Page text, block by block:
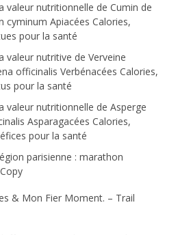
valeur nutritionnelle de Cumin de
cyminum Apiacées Calories,
pour la santé
valeur nutritive de Verveine
officinalis Verbénacées Calories,
pour la santé
valeur nutritionnelle de Asperge
Asparagacées Calories,
pour la santé
parisienne : marathon
& Mon Fier Moment. – Trail